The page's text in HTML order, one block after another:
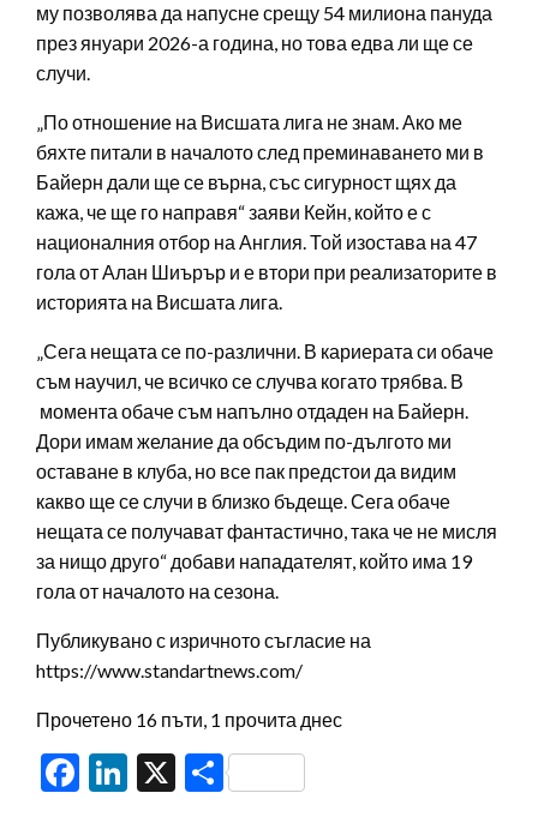
му позволява да напусне срещу 54 милиона пануда
през януари 2026-а година, но това едва ли ще се
случи.
„По отношение на Висшата лига не знам. Ако ме
бяхте питали в началото след преминаването ми в
Байерн дали ще се върна, със сигурност щях да
кажа, че ще го направя“ заяви Кейн, който е с
националния отбор на Англия. Той изостава на 47
гола от Алан Шиърър и е втори при реализаторите в
историята на Висшата лига.
„Сега нещата се по-различни. В кариерата си обаче
съм научил, че всичко се случва когато трябва. В
момента обаче съм напълно отдаден на Байерн.
Дори имам желание да обсъдим по-дългото ми
оставане в клуба, но все пак предстои да видим
какво ще се случи в близко бъдеще. Сега обаче
нещата се получават фантастично, така че не мисля
за нищо друго“ добави нападателят, който има 19
гола от началото на сезона.
Публикувано с изричното съгласие на
https://www.standartnews.com/
Прочетено 16 пъти, 1 прочита днес
Facebook
LinkedIn
X Share